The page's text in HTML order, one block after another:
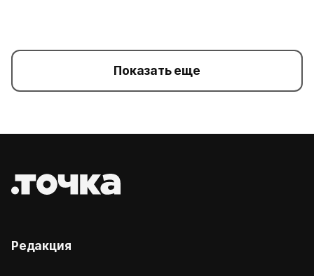
Показать еще
Редакция